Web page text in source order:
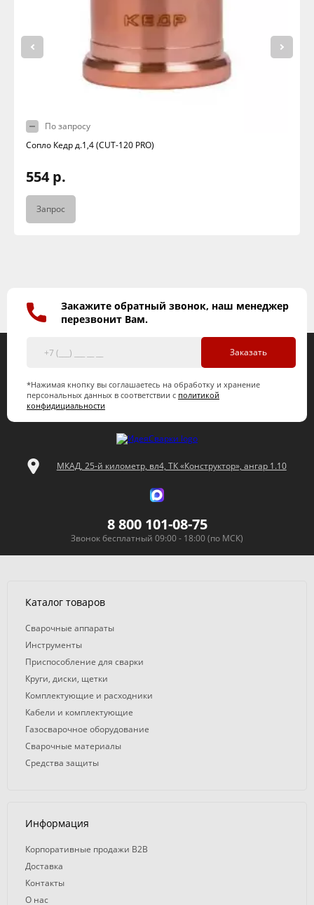
По запросу
Сопло Кедр д.1,4 (CUT-120 PRO)
554 р.
Запрос
Закажите обратный звонок, наш менеджер
перезвонит Вам.
Заказать
*Нажимая кнопку вы соглашаетесь на обработку и хранение
персональных данных в соответствии с политикой
конфидициальности
МКАД, 25-й километр, вл4, ТК «Конструктор», ангар 1.10
8 800 101-08-75
Звонок бесплатный 09:00 - 18:00 (по МСК)
Каталог товаров
Сварочные аппараты
Инструменты
Приспособление для сварки
Круги, диски, щетки
Комплектующие и расходники
Кабели и комплектующие
Газосварочное оборудование
Сварочные материалы
Средства защиты
Информация
Корпоративные продажи B2B
Доставка
Контакты
О нас